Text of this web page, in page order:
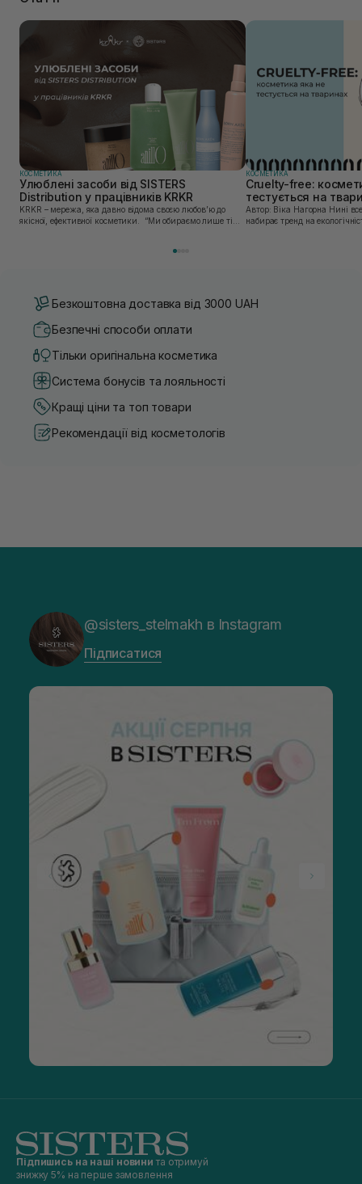
КОСМЕТИКА
Улюблені засоби від SISTERS
Distribution у працівників KRKR
KRKR – мережа, яка давно відома своєю любов’ю до
якісної, ефективної косметики. “Ми обираємо лише ті
КОСМЕТИКА
Cruelty-free:
тестується на
Автор: Віка Нагорна Нині все більшої популярності
набирає тренд на
Безкоштовна доставка від 3000 UAH
Безпечні способи оплати
Тільки оригінальна косметика
Система бонусів та лояльності
Кращі ціни та топ товари
Рекомендації від косметологів
@sisters_stelmakh в Instagram
Підписатися
Підпишись на наші новини та отримуй
знижку 5% на перше замовлення